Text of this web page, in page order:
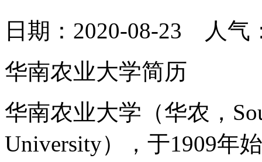
日期：2020-08-23 人气
华南农业大学简历
华南农业大学（华农，
University），于1909年